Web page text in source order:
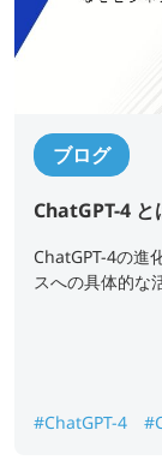
ブログ
ChatGPT-4 と
ChatGPT-4の進
スへの具体的な
#ChatGPT-4